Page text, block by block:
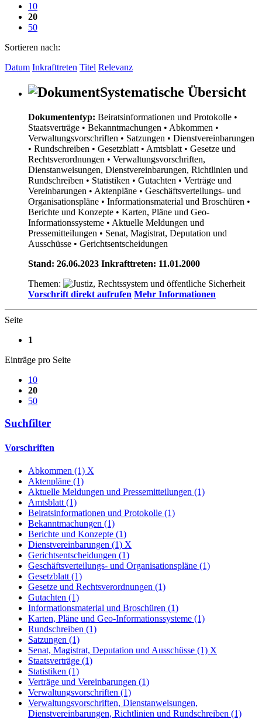
10
20
50
Sortieren nach:
Datum Inkrafttreten Titel Relevanz
Systematische Übersicht
Dokumententyp: Beiratsinformationen und Protokolle •
Staatsverträge • Bekanntmachungen • Abkommen •
Verwaltungsvorschriften • Satzungen • Dienstvereinbarungen
• Rundschreiben • Gesetzblatt • Amtsblatt • Gesetze und
Rechtsverordnungen • Verwaltungsvorschriften,
Dienstanweisungen, Dienstvereinbarungen, Richtlinien und
Rundschreiben • Statistiken • Gutachten • Verträge und
Vereinbarungen • Aktenpläne • Geschäftsverteilungs- und
Organisationspläne • Informationsmaterial und Broschüren •
Berichte und Konzepte • Karten, Pläne und Geo-
Informationssysteme • Aktuelle Meldungen und
Pressemitteilungen • Senat, Magistrat, Deputation und
Ausschüsse • Gerichtsentscheidungen
Stand: 26.06.2023 Inkrafttreten: 11.01.2000
Themen:
Vorschrift direkt aufrufen Mehr Informationen
Seite
1
Einträge pro Seite
10
20
50
Suchfilter
Vorschriften
Abkommen (1) X
Aktenpläne (1)
Aktuelle Meldungen und Pressemitteilungen (1)
Amtsblatt (1)
Beiratsinformationen und Protokolle (1)
Bekanntmachungen (1)
Berichte und Konzepte (1)
Dienstvereinbarungen (1) X
Gerichtsentscheidungen (1)
Geschäftsverteilungs- und Organisationspläne (1)
Gesetzblatt (1)
Gesetze und Rechtsverordnungen (1)
Gutachten (1)
Informationsmaterial und Broschüren (1)
Karten, Pläne und Geo-Informationssysteme (1)
Rundschreiben (1)
Satzungen (1)
Senat, Magistrat, Deputation und Ausschüsse (1) X
Staatsverträge (1)
Statistiken (1)
Verträge und Vereinbarungen (1)
Verwaltungsvorschriften (1)
Verwaltungsvorschriften, Dienstanweisungen,
Dienstvereinbarungen, Richtlinien und Rundschreiben (1)